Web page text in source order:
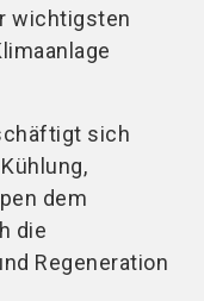
wichtigsten
sich
dem
die
Regeneration